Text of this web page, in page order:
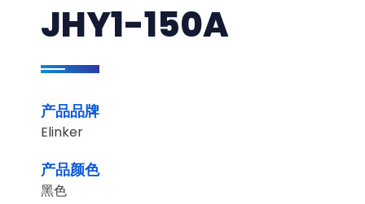
JHY1-150A
产品品牌
Elinker
产品颜色
黑色